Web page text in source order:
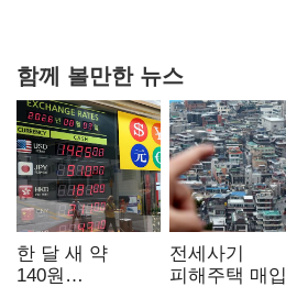
함께 볼만한 뉴스
한 달 새 약
140원
전세사기
피해주택 매입